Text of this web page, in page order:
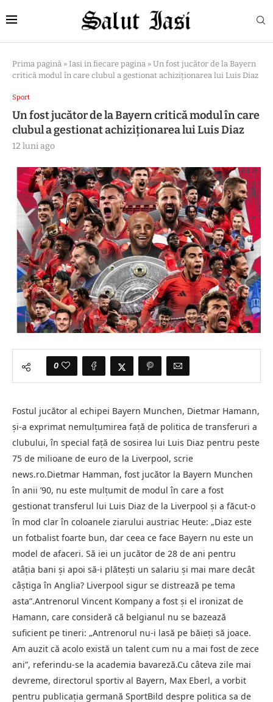
Prima pagină » Iasi in fiecare pagina » Un fost jucător de la Bayern
critică modul în care clubul a gestionat achiziţionarea lui Luis Diaz
Sport
Un fost jucător de la Bayern critică modul în care
clubul a gestionat achiziţionarea lui Luis Diaz
12 luni ago
0
Fostul jucător al echipei Bayern Munchen, Dietmar Hamann,
şi-a exprimat nemulţumirea faţă de politica de transferuri a
clubului, în special faţă de sosirea lui Luis Diaz pentru peste
75 de milioane de euro de la Liverpool, scrie
news.ro.Dietmar Hamman, fost jucător la Bayern Munchen
în anii ’90, nu este mulţumit de modul în care a fost
gestionat transferul lui Luis Diaz de la Liverpool şi a făcut-o
în mod clar în coloanele ziarului austriac Heute: „Diaz este
un fotbalist foarte bun, dar ceea ce face Bayern nu este un
model de afaceri. Să iei un jucător de 28 de ani pentru
atâţia bani şi apoi să-i plăteşti un salariu şi mai mare decât
câştiga în Anglia? Liverpool sigur se distrează pe tema
asta”.Antrenorul Vincent Kompany a fost şi el ironizat de
Hamann, care consideră că belgianul nu se bazează
suficient pe tineri: „Antrenorul nu-i lasă pe băieţi să joace.
Am auzit că acolo există un talent cum nu a mai fost de zece
ani”, referindu-se la academia bavareză.Cu câteva zile mai
devreme, directorul sportiv al Bayern, Max Eberl, a vorbit
pentru publicaţia germană SportBild despre politica sa de